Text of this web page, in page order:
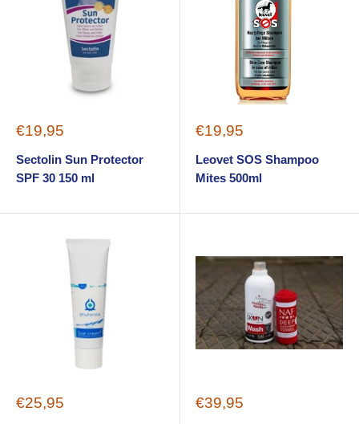
Sale
€19,95
Sectolin Sun Protector
SPF 30 150 ml
Sale
€19,95
Leovet SOS Shampoo
Mites 500ml
Sale
€25,95
Sale
€39,95